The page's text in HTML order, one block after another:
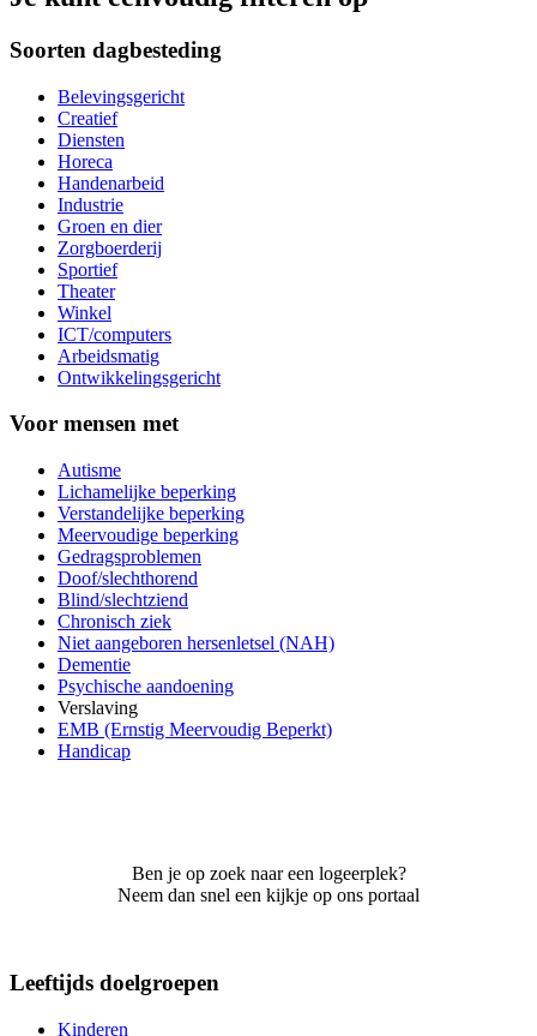
Soorten dagbesteding
Belevingsgericht
Creatief
Diensten
Horeca
Handenarbeid
Industrie
Groen en dier
Zorgboerderij
Sportief
Theater
Winkel
ICT/computers
Arbeidsmatig
Ontwikkelingsgericht
Voor mensen met
Autisme
Lichamelijke beperking
Verstandelijke beperking
Meervoudige beperking
Gedragsproblemen
Doof/slechthorend
Blind/slechtziend
Chronisch ziek
Niet aangeboren hersenletsel (NAH)
Dementie
Psychische aandoening
Verslaving
EMB (Ernstig Meervoudig Beperkt)
Handicap
Ben je op zoek naar een logeerplek?
Neem dan snel een kijkje op ons portaal
Leeftijds doelgroepen
Kinderen